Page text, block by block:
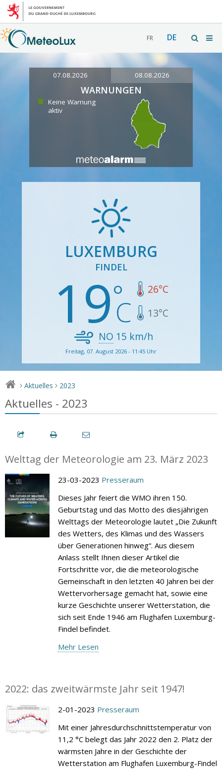
FR DE
07.08.2026 08.08.2026
WARNUNGEN
Keine Warnung
aktiv
LUXEMBURG
FINDEL
19 26°C
13°C
NO 15 km/h
Freitag, 07. August 2026 - 11:45 Uhr
> Aktuelles > 2023
Aktuelles - 2023
Welttag der Meteorologie am 23. März 2023
23-03-2023 Presseraum
Dieses Jahr feiert die WMO ihren 150.
Geburtstag und das Motto des diesjährigen
Welttags der Meteorologie lautet „Die Zukunft
des Wetters, des Klimas und des Wassers
über Generationen hinweg“. Aus diesem
Anlass stellt Ihnen dieser Artikel die
Fortschritte vor, die die meteorologische
Gemeinschaft in den letzten 40 Jahren bei der
Wettervorhersage gemacht hat, sowie eine
kurze Geschichte unserer Wetterstation, die
sich seit Ende 1946 am Flughafen Luxemburg-
Findel befindet.
Mehr Lesen
2022: das zweitwärmste Jahr seit 1947!
2-01-2023 Presseraum
Mit einer Jahresdurchschnittstemperatur von
11,2 °C belegt das Jahr 2022 den 2. Platz der
wärmsten Jahre in der Geschichte der
Wetterstation am Flughafen Luxemburg-Findel